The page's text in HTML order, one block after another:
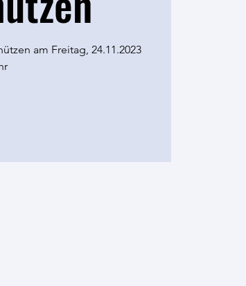
am Freitag, 24.11.2023